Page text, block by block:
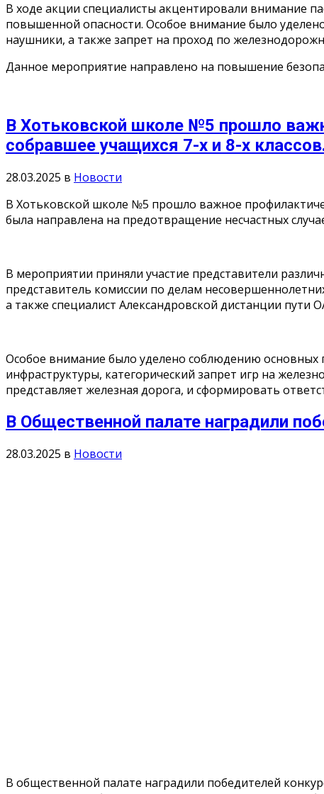
В ходе акции специалисты акцентировали внимание
повышенной опасности. Особое внимание было
наушники, а также запрет на проход по
Данное мероприятие направлено на повышение
В Хотьковской школе №5 прошло
собравшее учащихся 7-х и 8-х
28.03.2025 в Новости
В Хотьковской школе №5 прошло важное
была направлена на предотвращение несчастных
В мероприятии приняли участие представители
представитель комиссии по делам
а также специалист Александровской дистанции пути
Особое внимание было уделено соблюдению основных
инфраструктуры, категорический запрет игр на
представляет железная дорога, и сформировать
В Общественной палате наградили
28.03.2025 в Новости
В общественной палате наградили победителей